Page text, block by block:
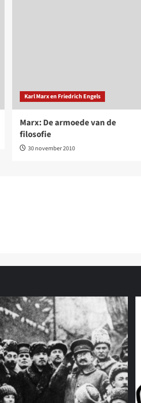
Karl Marx en Friedrich Engels
Marx: De armoede van de
filosofie
30 november 2010